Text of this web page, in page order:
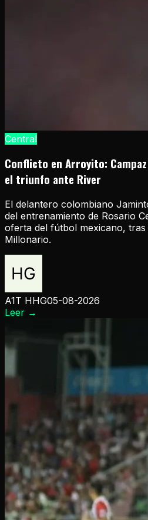
Central
Conflicto en Arroyito:
el triunfo ante River
El delantero colombiano
del entrenamiento de Rosario
oferta del fútbol mexicano,
Millonario.
A1T HHG05-08-2026
Leer →